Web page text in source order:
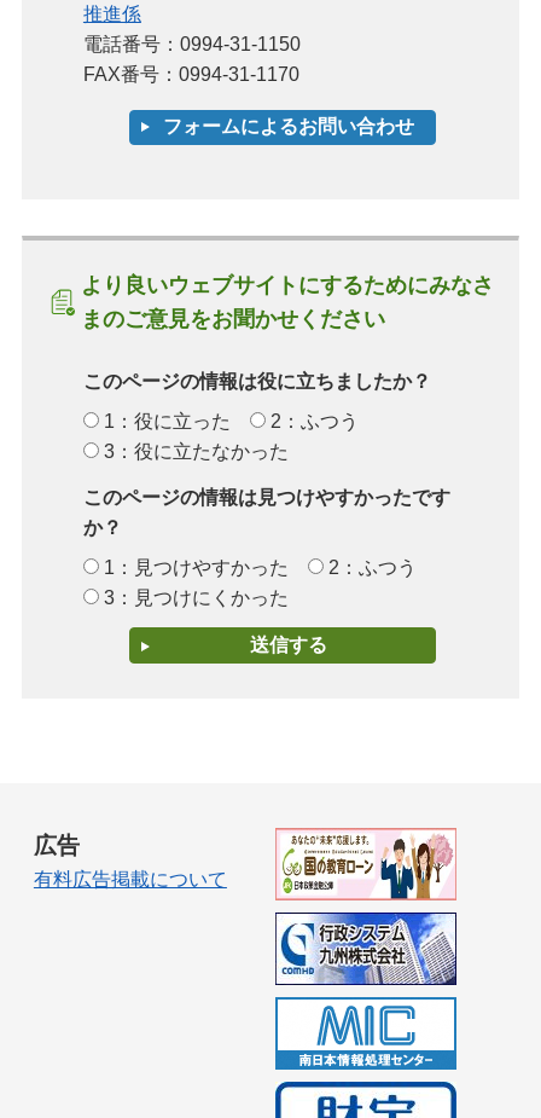
推進係
電話番号：0994-31-1150
FAX番号：0994-31-1170
より良いウェブサイトにするためにみなさ
まのご意見をお聞かせください
このページの情報は役に立ちましたか？
1：役に立った
2：ふつう
3：役に立たなかった
このページの情報は見つけやすかったです
か？
1：見つけやすかった
2：ふつう
3：見つけにくかった
広告
有料広告掲載について